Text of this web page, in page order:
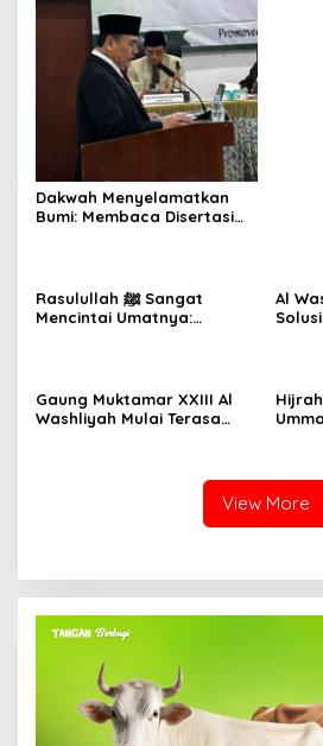
Dakwah Menyelamatkan
Bumi: Membaca Disertasi
Rasulullah ﷺ Sangat
Mencintai Umatnya:
Al
Gaung Muktamar XXIII Al
Washliyah Mulai Terasa
View More